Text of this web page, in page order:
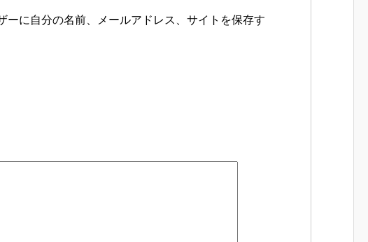
ーに自分の名前、メールアドレス、サイトを保存す